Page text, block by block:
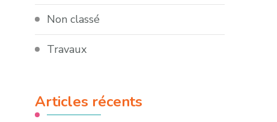
Non classé
Travaux
Articles récents